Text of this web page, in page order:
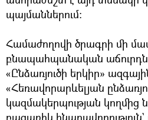
պայմաններում։
Համաժողովի ծրագրի մի
բնապահպանական աճուրդն
«Ընձառյուծի երկիր»
«Հեռավորարևելյան
կազմակերպության կողմից
բացառիկ